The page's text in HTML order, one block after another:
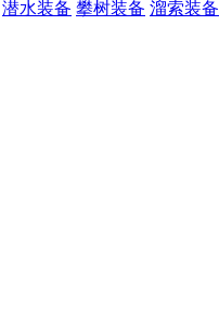
潜水装备 攀树装备 溜索装备